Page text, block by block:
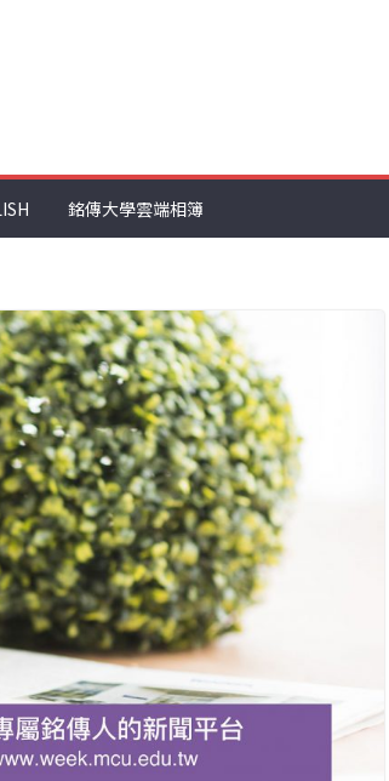
銘傳大學雲端相簿